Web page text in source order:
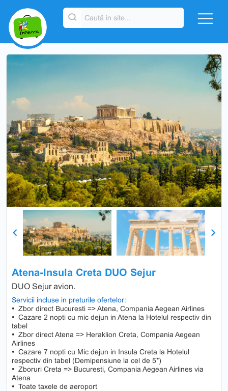
Atena-Insula Creta DUO Sejur
DUO Sejur avion.
Servicii incluse in preturile ofertelor:
• Zbor direct Bucuresti => Atena, Compania Aegean Airlines
• Cazare 2 nopti cu mic dejun in Atena la Hotelul respectiv din
tabel
• Zbor direct Atena => Heraklion Creta, Compania Aegean
Airlines
• Cazare 7 nopti cu Mic dejun in Insula Creta la Hotelul
respectiv din tabel (Demipensiune la cel de 5*)
• Zboruri Creta => Bucuresti, Compania Aegean Airlines via
Atena
• Toate taxele de aeroport
Previous Next